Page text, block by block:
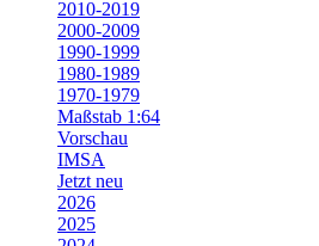
2010-2019
2000-2009
1990-1999
1980-1989
1970-1979
Maßstab 1:64
Vorschau
IMSA
Jetzt neu
2026
2025